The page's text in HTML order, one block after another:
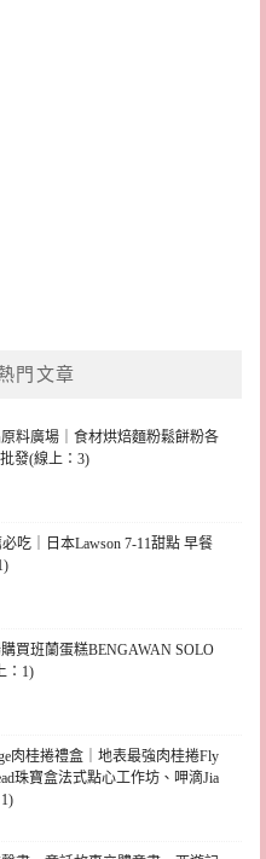
門文章
料廣場｜食材烘焙麵粉鬆餅粉各
發(線上：3)
吃｜日本Lawson 7-11甜點 早餐
買班蘭蛋糕BENGAWAN SOLO
：1)
肉桂捲禮盒｜地表最強肉桂捲Fly
珠寶盒法式點心工作坊、呷滴Jia